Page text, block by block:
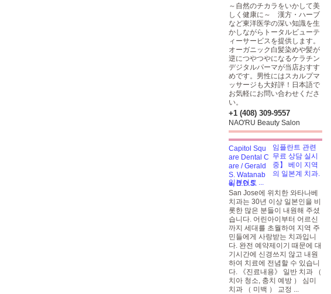
～自然のチカラをいかして美
しく健康に～ 漢方・ハーブ
など東洋医学の深い知識を生
かしながらトータルビューテ
ィーサービスを提供します。
オーガニック白髪染めや髪が
逆につやつやになるケラチン
デジタルパーマが当店おすす
めです。男性にはスカルプマ
ッサージも大好評！日本語で
お気軽にお問い合わせくださ
い。
+1 (408) 309-9557
NAO'RU Beauty Salon
임플란트 관련
무료 상담 실시
중】 베이 지역
의 일본계 치과.
일본어로 ...
San Jose에 위치한 와타나베
치과는 30년 이상 일본인을 비
롯한 많은 분들이 내원해 주셨
습니다. 어린아이부터 어르신
까지 세대를 초월하여 지역 주
민들에게 사랑받는 치과입니
다. 완전 예약제이기 때문에 대
기시간에 신경쓰지 않고 내원
하여 치료에 전념할 수 있습니
다. 《진료내용》 일반 치과 （
치아 청소, 충치 예방 ） 심미
치과 （ 미백 ） 교정 ...